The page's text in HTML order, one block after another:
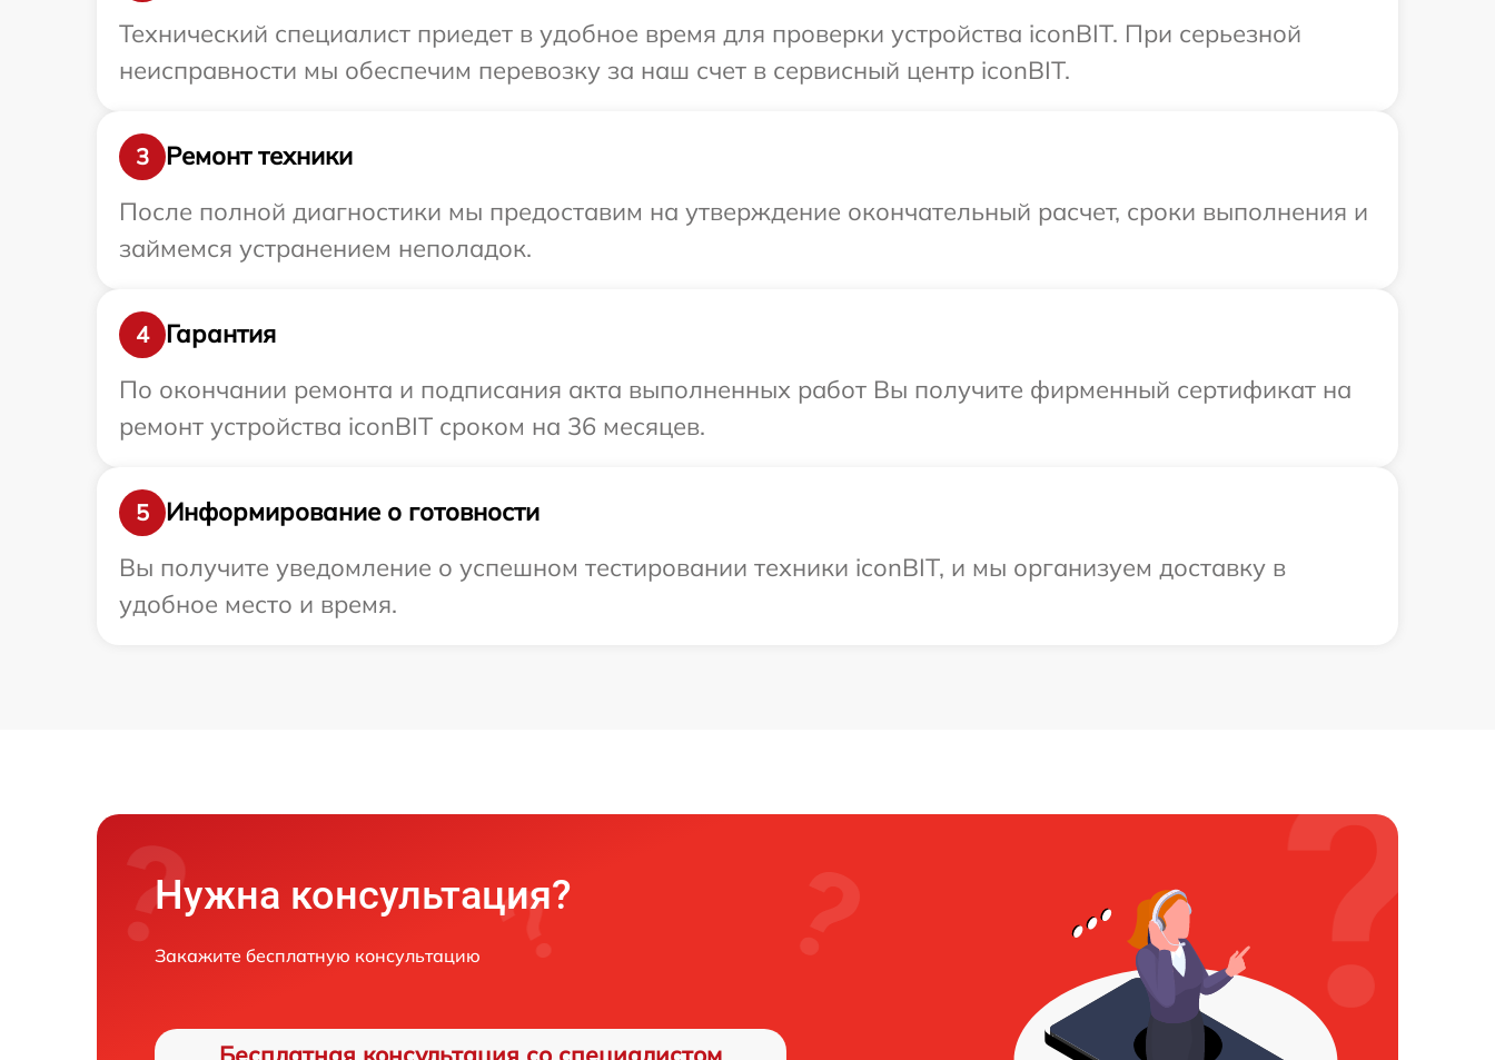
Технический специалист приедет в удобное время для проверки устройства iconBIT. При серьезной
неисправности мы обеспечим перевозку за наш счет в сервисный центр iconBIT.
3
Ремонт техники
После полной диагностики мы предоставим на утверждение окончательный расчет, сроки выполнения и
займемся устранением неполадок.
4
Гарантия
По окончании ремонта и подписания акта выполненных работ Вы получите фирменный сертификат на
ремонт устройства iconBIT сроком на 36 месяцев.
5
Информирование о готовности
Вы получите уведомление о успешном тестировании техники iconBIT, и мы организуем доставку в
удобное место и время.
Нужна консультация?
Закажите бесплатную консультацию
Бесплатная консультация со специалистом